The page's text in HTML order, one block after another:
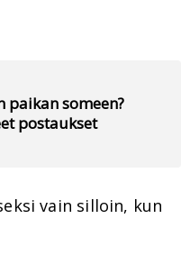
paikan someen?
postaukset
vain silloin, kun